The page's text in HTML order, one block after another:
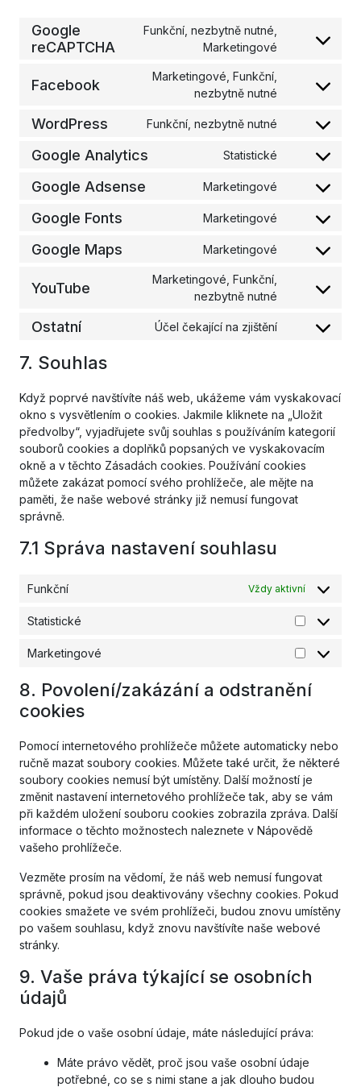
Google
reCAPTCHA
Funkční, nezbytně nutné,
Marketingové
Consent
service
Facebook
Marketingové, Funkční,
nezbytně nutné
Consent
service
WordPress Funkční, nezbytně nutné
Consent
service
wordpress
Google Analytics Statistické
Consent
service
google-
Google Adsense Marketingové
Consent
service
google-
Google Fonts Marketingové
Consent
service
Google Maps Marketingové
Consent
service
maps
YouTube
Marketingové, Funkční,
nezbytně nutné
Consent
service
Ostatní Účel čekající na zjištění
Consent
7. Souhlas
Když poprvé navštívíte náš web, ukážeme vám vyskakovací
okno s vysvětlením o cookies. Jakmile kliknete na „Uložit
předvolby“, vyjadřujete svůj souhlas s používáním kategorií
souborů cookies a doplňků popsaných ve vyskakovacím
okně a v těchto Zásadách cookies. Používání cookies
můžete zakázat pomocí svého prohlížeče, ale mějte na
paměti, že naše webové stránky již nemusí fungovat
správně.
7.1 Správa nastavení souhlasu
Funkční Vždy aktivní
Statistické
Statistické
Marketingové
8. Povolení/zakázání a odstranění
cookies
Pomocí internetového prohlížeče můžete automaticky nebo
ručně mazat soubory cookies. Můžete také určit, že některé
soubory cookies nemusí být umístěny. Další možností je
změnit nastavení internetového prohlížeče tak, aby se vám
při každém uložení souboru cookies zobrazila zpráva. Další
informace o těchto možnostech naleznete v Nápovědě
vašeho prohlížeče.
Vezměte prosím na vědomí, že náš web nemusí fungovat
správně, pokud jsou deaktivovány všechny cookies. Pokud
cookies smažete ve svém prohlížeči, budou znovu umístěny
po vašem souhlasu, když znovu navštívíte naše webové
stránky.
9. Vaše práva týkající se osobních
údajů
Pokud jde o vaše osobní údaje, máte následující práva:
Máte právo vědět, proč jsou vaše osobní údaje
potřebné, co se s nimi stane a jak dlouho budou